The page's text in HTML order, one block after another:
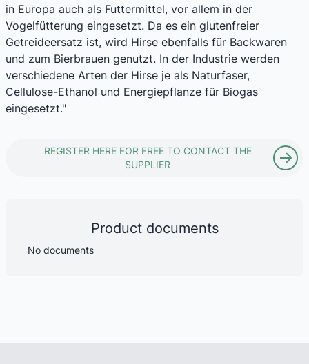
in Europa auch als Futtermittel, vor allem in der
Vogelfütterung eingesetzt. Da es ein glutenfreier
Getreideersatz ist, wird Hirse ebenfalls für Backwaren
und zum Bierbrauen genutzt. In der Industrie werden
verschiedene Arten der Hirse je als Naturfaser,
Cellulose-Ethanol und Energiepflanze für Biogas
eingesetzt."
REGISTER HERE FOR FREE TO CONTACT THE
SUPPLIER
Product documents
No documents